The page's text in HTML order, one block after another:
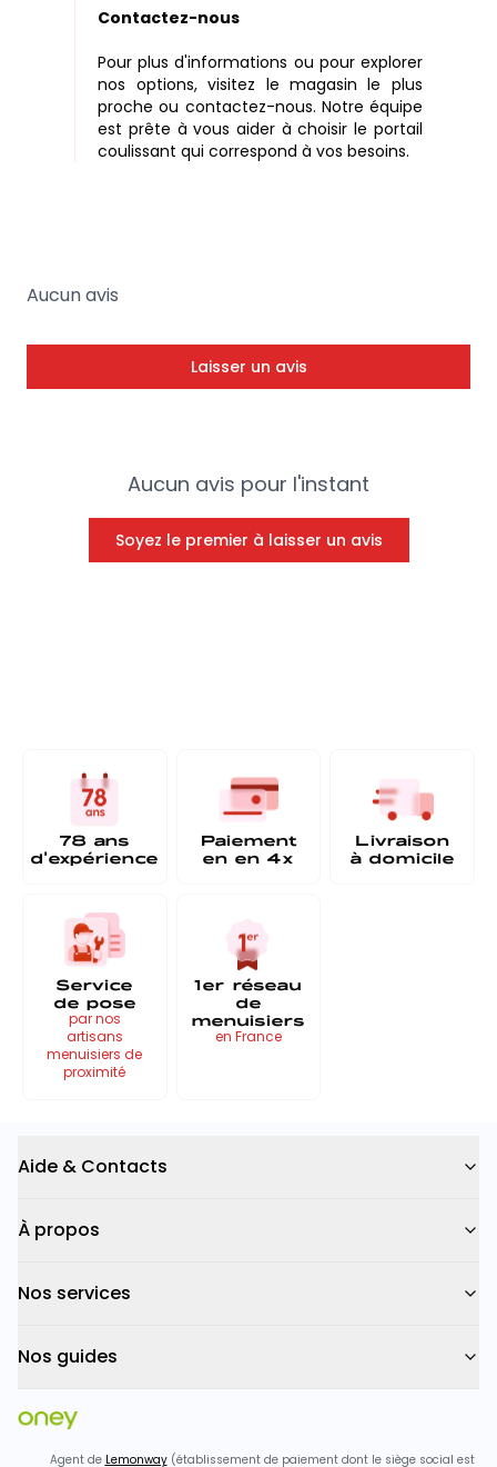
Contactez-nous
Pour plus d'informations ou pour explorer
nos options, visitez le magasin le plus
proche ou contactez-nous. Notre équipe
est prête à vous aider à choisir le portail
coulissant qui correspond à vos besoins.
Aucun avis pour l'instant
Soyez le premier à laisser un avis
Aucun avis
Laisser un avis
78 ans
d'expérience
Paiement
en en 4x
Livraison
à domicile
Service
de pose
par nos
artisans
menuisiers de
proximité
1er réseau
de
menuisiers
en France
Aide & Contacts
À propos
Nos services
Nos guides
Agent de Lemonway(établissement de paiement dont le siège social est